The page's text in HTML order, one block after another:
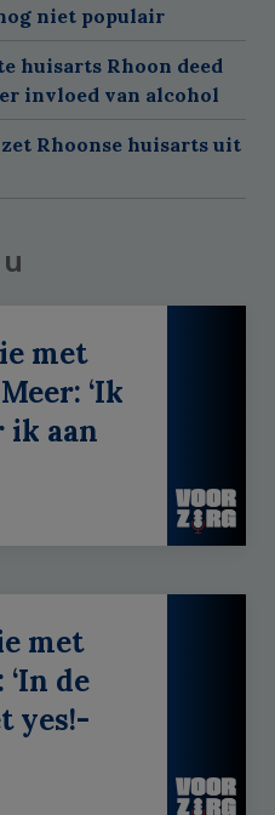
niet populair
huisarts Rhoon deed
invloed van alcohol
Rhoonse huisarts uit
met
‘Ik
ik aan
met
de
yes!-